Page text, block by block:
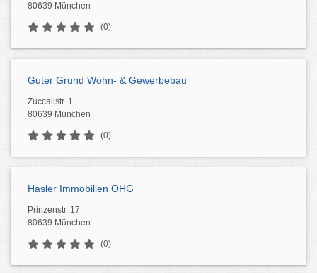
80639 München
(0)
Guter Grund Wohn- & Gewerbebau
Zuccalistr. 1
80639 München
(0)
Hasler Immobilien OHG
Prinzenstr. 17
80639 München
(0)